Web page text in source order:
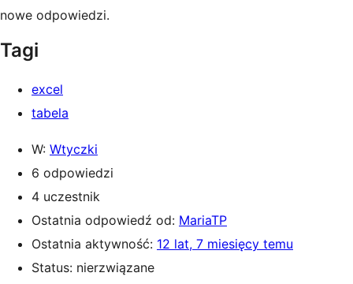
nowe odpowiedzi.
Tagi
excel
tabela
W: Wtyczki
6 odpowiedzi
4 uczestnik
Ostatnia odpowiedź od: MariaTP
Ostatnia aktywność: 12 lat, 7 miesięcy temu
Status: nierzwiązane